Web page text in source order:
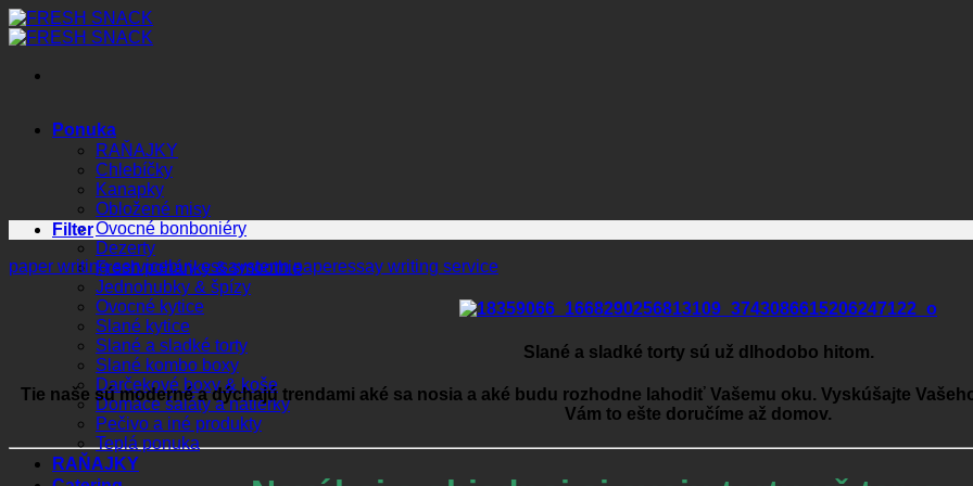
Preskočiť
na
Ponuka
RAŇAJKY
Chlebíčky
Kanapky
Obložené misy
Ovocné bonboniéry
Dezerty
Fresh poháriky & smoothie
Jednohubky & špízy
Ovocné kytice
Slané kytice
Slané a sladké torty
Slané kombo boxy
Darčekové boxy & koše
Domáce šaláty a nátierky
Pečivo a iné produkty
Teplá ponuka
RAŇAJKY
Filter
paper writing servicebuy essaysterm paperessay writing service
Slané a sladké torty sú už dlhodobo hitom.
Tie naše sú moderné a dýchajú trendami aké sa nosia a aké budu rozhodne lahodiť Vašemu oku. Vyskúšajte
Vám to ešte doručíme až domov.